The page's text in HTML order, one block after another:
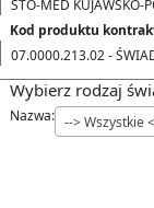
STO-MED KUJAWSKO-
Kod produktu
07.0000.213.02 -
Wybierz rodzaj
Nazwa: --> Wszystkie